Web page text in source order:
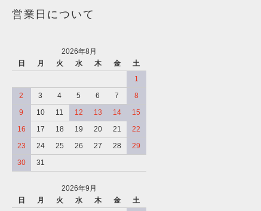
営業日について
2026年8月
日
月 火 水 木 金
土
1
2
3 4 5 6 7
8
9
10 11 12 13 14
15
16
17 18 19 20 21
22
23
24 25 26 27 28
29
30
31
2026年9月
日
月 火 水 木 金
土